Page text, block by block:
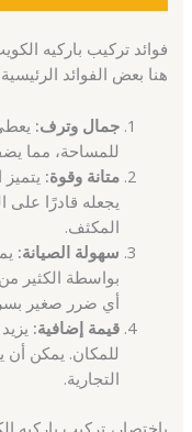
فوائد تركيب باركيه
هنا بعض الفوائد
جمال وترف:
للمساحة، مما
متانة وقوة: يتميز
يجعله قادرًا على
المكثف.
سهولة الصيانة:
بواسطة الكثير
أي ضرر صغير
قيمة إضافية:
للمكان. يمكن أن
التجارية.
باختصار، تركيب باركيه